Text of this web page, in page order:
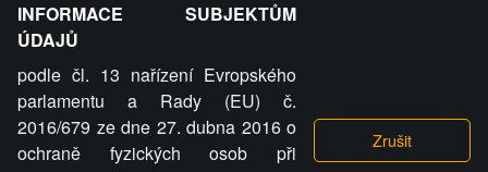
ZVRÁCENÝ.CZ - Svět není zvrácenej. To jen
ty lidi...
INFORMACE SUBJEKTŮM
ÚDAJŮ
podle čl. 13 nařízení Evropského
parlamentu a Rady (EU) č.
2016/679 ze dne 27. dubna 2016 o
ochraně fyzických osob při